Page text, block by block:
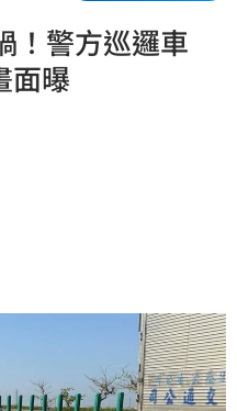
！警方巡邏車
面曝